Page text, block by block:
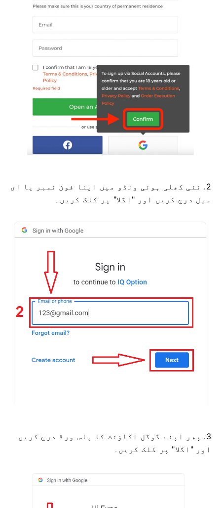
2. نئی کھلی ہوئی ونڈو میں اپنا فون نمبر یا ای
میل درج کریں اور "اگلا" پر کلک کریں۔
3. پھر اپنے گوگل اکاؤنٹ کا پاس ورڈ درج کریں
اور "اگلا" پر کلک کریں۔